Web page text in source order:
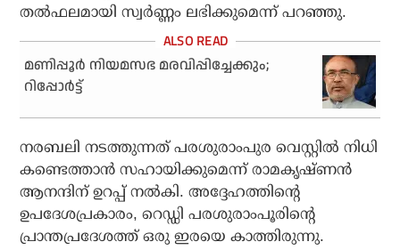
തൽഫലമായി സ്വർണ്ണം ലഭിക്കുമെന്ന് പറഞ്ഞു.
മണിപ്പൂര്‍ നിയമസഭ മരവിപ്പിച്ചേക്കും;
റിപ്പോര്‍ട്ട്
നരബലി നടത്തുന്നത് പരശുരാംപുര വെസ്റ്റിൽ നിധി
കണ്ടെത്താൻ സഹായിക്കുമെന്ന് രാമകൃഷ്ണൻ
ആനന്ദിന് ഉറപ്പ് നൽകി. അദ്ദേഹത്തിന്റെ
ഉപദേശപ്രകാരം, റെഡ്ഡി പരശുരാംപൂരിന്റെ
പ്രാന്തപ്രദേശത്ത് ഒരു ഇരയെ കാത്തിരുന്നു.